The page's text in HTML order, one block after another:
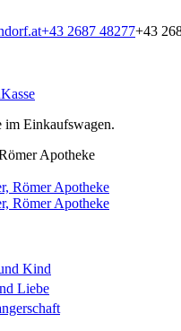
+43 2687 48277+43
Kasse
im Einkaufswagen.
Apotheke
Kind
Liebe